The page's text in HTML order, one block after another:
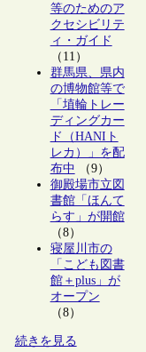
等のためのア
クセシビリテ
ィ・ガイド
（11）
群馬県、県内
の博物館等で
「埴輪トレー
ディングカー
ド（HANIト
レカ）」を配
布中 （9）
御殿場市立図
書館「ほんて
らす」が開館
（8）
寝屋川市の
「こども図書
館＋plus」が
オープン
（8）
続きを見る